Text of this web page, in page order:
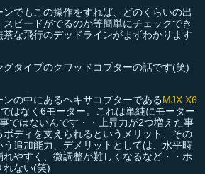
でもこの操作をすれば、どのくらいの出
ピードがでるのか等簡単にチェックでき
な飛行のデッドラインがまずわかります
タイプのクワッドコプターの話です(笑)
の中にあるヘキサコプターである MJX X6
はなく6モーター。これは単純にモーター
ではないんです・・上昇力が2つ増えた事
ディを支えられるというメリット、その
追加能力、デメリットとしては、水平時
れやすく、微調整が難しくなるなど・・ホ
れない(笑)